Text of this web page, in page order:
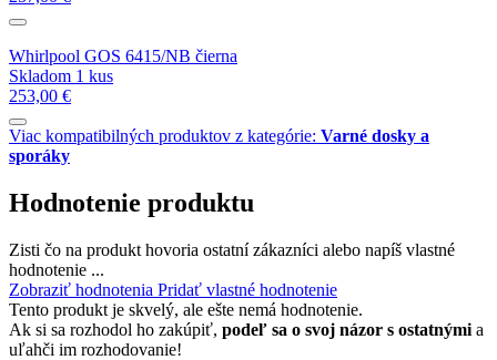
Whirlpool GOS 6415/NB čierna
Skladom 1 kus
253,00 €
Viac kompatibilných produktov z kategórie: Varné dosky a
sporáky
Hodnotenie produktu
Zisti čo na produkt hovoria ostatní zákazníci alebo napíš vlastné
hodnotenie ...
Zobraziť hodnotenia Pridať vlastné hodnotenie
Tento produkt je skvelý, ale ešte nemá hodnotenie.
Ak si sa rozhodol ho zakúpiť, podeľ sa o svoj názor s ostatnými a
uľahči im rozhodovanie!